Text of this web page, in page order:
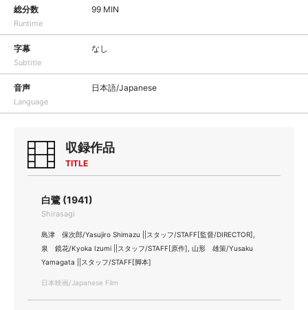
総分数
Runtime
99 MIN
字幕
Subtitle
なし
音声
Language
日本語/Japanese
収録作品
TITLE
白鷺 (1941)
Shirasagi
島津 保次郎/Yasujiro Shimazu ||スタッフ/STAFF[監督/DIRECTOR],
泉 鏡花/Kyoka Izumi ||スタッフ/STAFF[原作], 山形 雄策/Yusaku
Yamagata ||スタッフ/STAFF[脚本]
日本映画/Japanese Film